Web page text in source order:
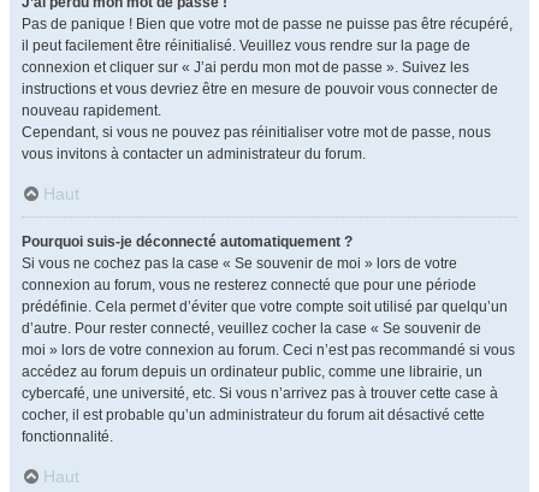
Pas de panique ! Bien que votre mot de passe ne puisse pas être récupéré,
il peut facilement être réinitialisé. Veuillez vous rendre sur la page de
connexion et cliquer sur « J’ai perdu mon mot de passe ». Suivez les
instructions et vous devriez être en mesure de pouvoir vous connecter de
nouveau rapidement.
Cependant, si vous ne pouvez pas réinitialiser votre mot de passe, nous
vous invitons à contacter un administrateur du forum.
Haut
Pourquoi suis-je déconnecté automatiquement ?
Si vous ne cochez pas la case « Se souvenir de moi » lors de votre
connexion au forum, vous ne resterez connecté que pour une période
prédéfinie. Cela permet d’éviter que votre compte soit utilisé par quelqu’un
d’autre. Pour rester connecté, veuillez cocher la case « Se souvenir de
moi » lors de votre connexion au forum. Ceci n’est pas recommandé si vous
accédez au forum depuis un ordinateur public, comme une librairie, un
cybercafé, une université, etc. Si vous n’arrivez pas à trouver cette case à
cocher, il est probable qu’un administrateur du forum ait désactivé cette
fonctionnalité.
Haut